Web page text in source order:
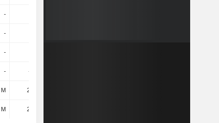
-
-
-
- -625 k
2,72 M
2,09 M